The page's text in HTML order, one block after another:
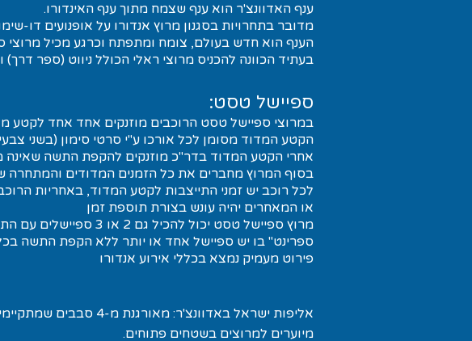
ענף האדוונצ'ר הוא ענף שצמח מתוך ענף האינדורו.
מדובר בתחרויות בסגנון מרוץ אנדורו על אופנועים דו-
הענף הוא חדש בעולם, צומח ומתפתח וכרגע מכיל
בעתיד הכוונה להכניס מרוצי ראלי הכולל ניווט (ספר דרך)
ספיישל טסט:
במרוצי ספיישל טסט הרוכבים מוזנקים אחד אחד לקטע
הקטע המדוד מסומן לכל אורכו ע"י סרטי סימון (בשני
אחרי הקטע המדוד בדר"כ מוזנקים להקפת התשה שאינה
בסוף המרוץ מחברים את כל הזמנים המדודים והמתחרה
לכל רוכב יש זמני התייצבות לקטע המדוד, באחריות
או המאחרים יהיה עונש בצורת תוספת זמן
מרוץ ספיישל טסט יכול
ספרינט" בו יש ספיישל אחד או יותר ללא הקפת התשה
פירוט מעמיק נמצא בכללי אירוע אנדורו
אליפות ישראל
מיוערים למרוצים בשטחים פתוחים.